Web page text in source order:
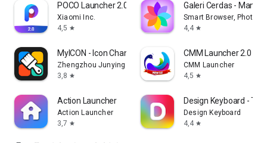
POCO Launcher 2.0
Xiaomi Inc.
4,5 star
Galeri Cerdas -
Smart Browser, Photo
4,4 star
MyICON - Icon Changer, Themes
Zhengzhou Junying TECHNOLOGY CO LTD
3,8 star
CMM Launcher 2.0
CMM Launcher
4,5 star
Action Launcher
Action Launcher
3,7 star
Design Keyboard -
Design Keyboard
4,4 star